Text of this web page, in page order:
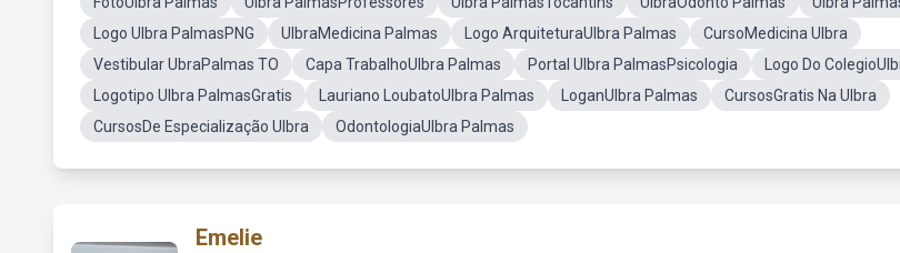
Logo Ulbra PalmasPNG
UlbraMedicina Palmas Logo ArquiteturaUlbra Palmas
CursoMedicina Ulbra
Vestibular UbraPalmas TO
Capa TrabalhoUlbra Palmas Portal Ulbra PalmasPsicologia
Logo Do
Logotipo Ulbra PalmasGratis
Lauriano LoubatoUlbra Palmas LoganUlbra Palmas
CursosGratis Na Ulbra
CursosDe Especialização Ulbra
OdontologiaUlbra Palmas
Emelie